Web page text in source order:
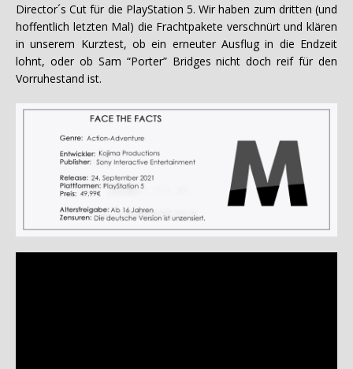
Director´s Cut für die PlayStation 5. Wir haben zum dritten (und
hoffentlich letzten Mal) die Frachtpakete verschnürt und klären
in unserem Kurztest, ob ein erneuter Ausflug in die Endzeit
lohnt, oder ob Sam “Porter” Bridges nicht doch reif für den
Vorruhestand ist.